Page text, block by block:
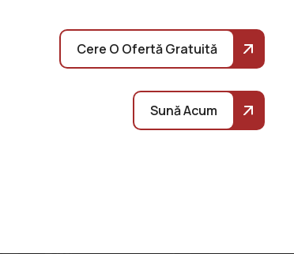
Cere O Ofertă Gratuită
Sună Acum